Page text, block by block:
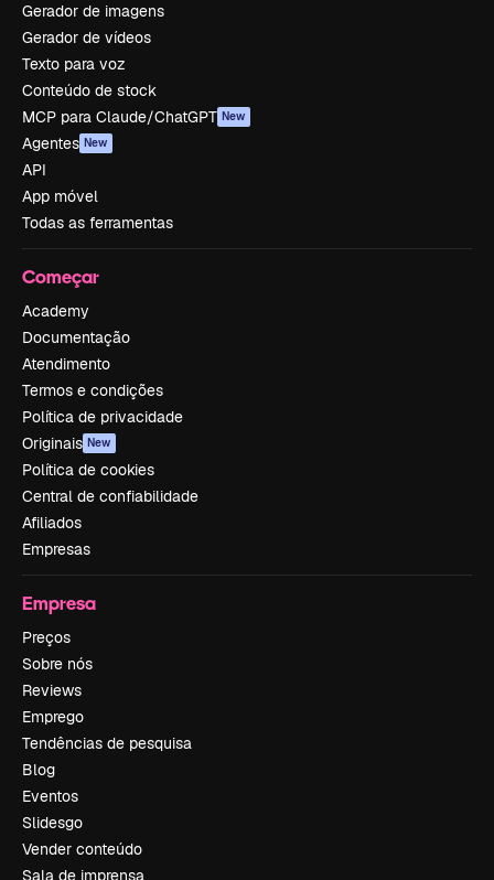
Gerador de imagens
Gerador de vídeos
Texto para voz
Conteúdo de stock
MCP para Claude/ChatGPT New
Agentes New
API
App móvel
Todas as ferramentas
Começar
Academy
Documentação
Atendimento
Termos e condições
Política de privacidade
Originais New
Política de cookies
Central de confiabilidade
Afiliados
Empresas
Empresa
Preços
Sobre nós
Reviews
Emprego
Tendências de pesquisa
Blog
Eventos
Slidesgo
Vender conteúdo
Sala de imprensa